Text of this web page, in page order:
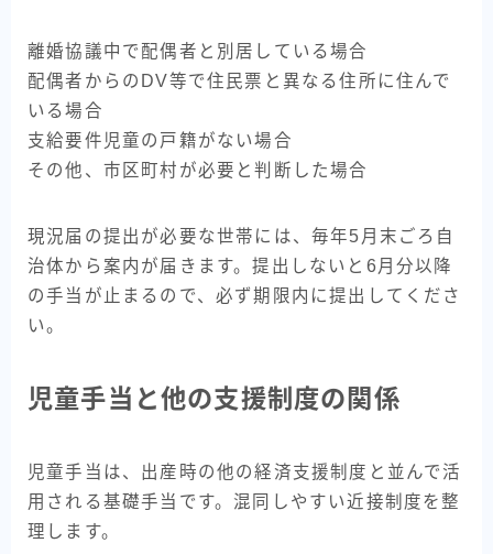
離婚協議中で配偶者と別居している場合
配偶者からのDV等で住民票と異なる住所に住んで
いる場合
支給要件児童の戸籍がない場合
その他、市区町村が必要と判断した場合
現況届の提出が必要な世帯には、毎年5月末ごろ自
治体から案内が届きます。提出しないと6月分以降
の手当が止まるので、必ず期限内に提出してくださ
い。
児童手当と他の支援制度の関係
児童手当は、出産時の他の経済支援制度と並んで活
用される基礎手当です。混同しやすい近接制度を整
理します。